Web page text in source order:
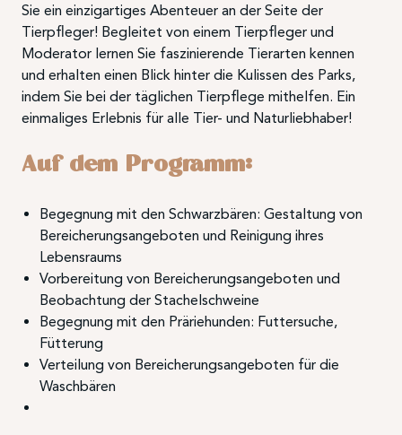
Sie ein einzigartiges Abenteuer an der Seite der
Tierpfleger! Begleitet von einem Tierpfleger und
Moderator lernen Sie faszinierende Tierarten kennen
und erhalten einen Blick hinter die Kulissen des Parks,
indem Sie bei der täglichen Tierpflege mithelfen. Ein
einmaliges Erlebnis für alle Tier- und Naturliebhaber!
Auf dem Programm:
Begegnung mit den Schwarzbären: Gestaltung von
Bereicherungsangeboten und Reinigung ihres
Lebensraums
Vorbereitung von Bereicherungsangeboten und
Beobachtung der Stachelschweine
Begegnung mit den Präriehunden: Futtersuche,
Fütterung
Verteilung von Bereicherungsangeboten für die
Waschbären